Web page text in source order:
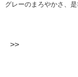
グレーのまろやかさ、